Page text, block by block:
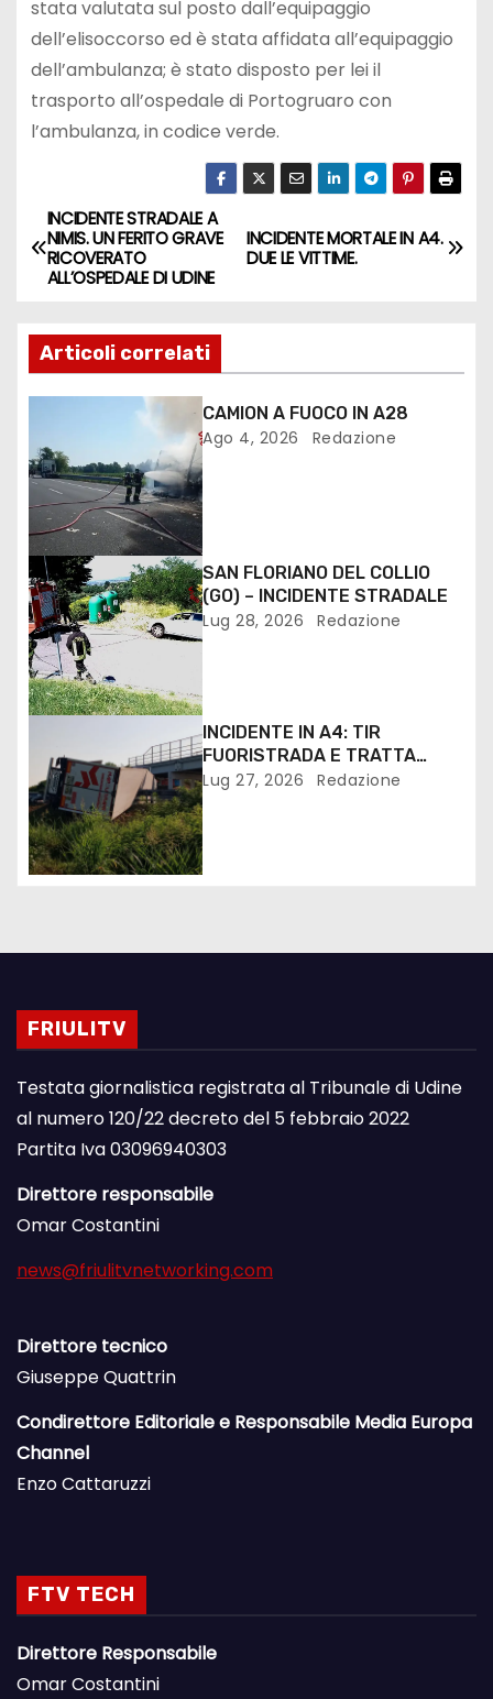
stata valutata sul posto dall’equipaggio
dell’elisoccorso ed è stata affidata all’equipaggio
dell’ambulanza; è stato disposto per lei il
trasporto all’ospedale di Portogruaro con
l’ambulanza, in codice verde.
INCIDENTE MORTALE IN A4.
DUE LE VITTIME.
INCIDENTE STRADALE A
NIMIS. UN FERITO GRAVE
RICOVERATO
ALL’OSPEDALE DI UDINE
Articoli correlati
CAMION A FUOCO IN A28
Ago 4, 2026 Redazione
SAN FLORIANO DEL COLLIO
(GO) – INCIDENTE STRADALE
Lug 28, 2026 Redazione
INCIDENTE IN A4: TIR
FUORISTRADA E TRATTA
VILLESSE PALMANOVA
Lug 27, 2026 Redazione
FRIULITV
Testata giornalistica registrata al Tribunale di Udine
al numero 120/22 decreto del 5 febbraio 2022
Partita Iva 03096940303
Direttore responsabile
Omar Costantini
news@friulitvnetworking.com
Direttore tecnico
Giuseppe Quattrin
Condirettore Editoriale e Responsabile Media Europa
Channel
Enzo Cattaruzzi
FTV TECH
Direttore Responsabile
Omar Costantini